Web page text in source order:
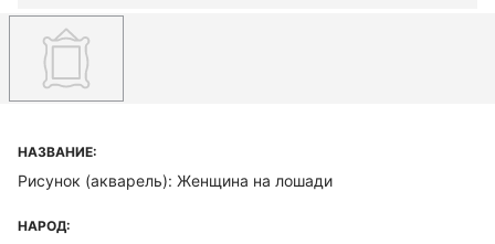
НАЗВАНИЕ:
Рисунок (акварель): Женщина на лошади
НАРОД: